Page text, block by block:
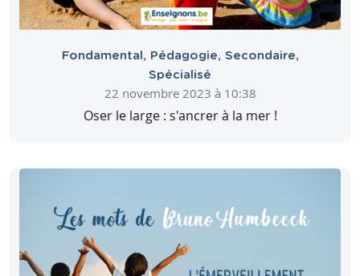
Fondamental, Pédagogie, Secondaire,
Spécialisé
22 novembre 2023 à 10:38
Oser le large : s'ancrer à la mer !